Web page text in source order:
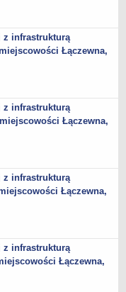
integracji społecznej
w 2009
z infrastrukturą
Łączewna,
z infrastrukturą
Łączewna,
z infrastrukturą
Łączewna,
z infrastrukturą
Łączewna,